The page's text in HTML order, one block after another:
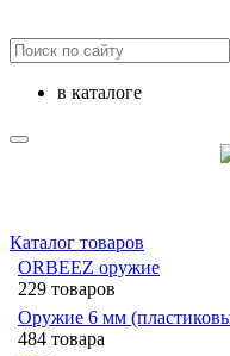
в каталоге
Каталог товаров
ORBEEZ оружие
229 товаров
Оружие 6 мм
484 товара